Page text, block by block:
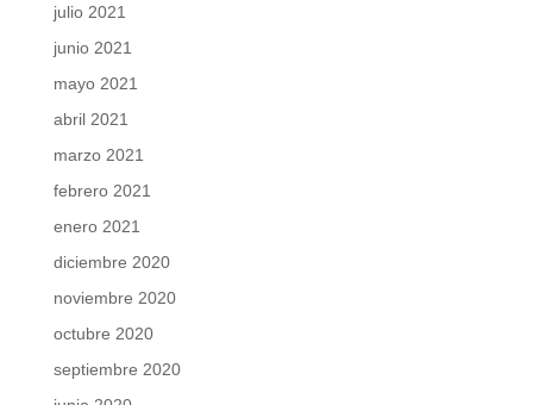
julio 2021
junio 2021
mayo 2021
abril 2021
marzo 2021
febrero 2021
enero 2021
diciembre 2020
noviembre 2020
octubre 2020
septiembre 2020